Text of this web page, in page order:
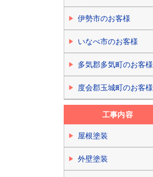
伊勢市のお客様
いなべ市のお客様
多気郡多気町のお客様
度会郡玉城町のお客様
工事内容
屋根塗装
外壁塗装